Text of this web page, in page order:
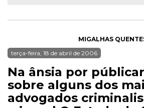
MIGALHAS
terça-feira, 18 de abril de 2006
Na ânsia por
sobre alguns dos
advogados